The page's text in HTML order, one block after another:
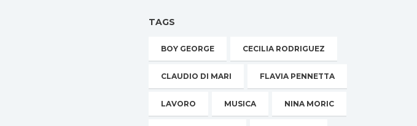
TAGS
BOY GEORGE CECILIA RODRIGUEZ
CLAUDIO DI MARI FLAVIA PENNETTA
LAVORO MUSICA NINA MORIC